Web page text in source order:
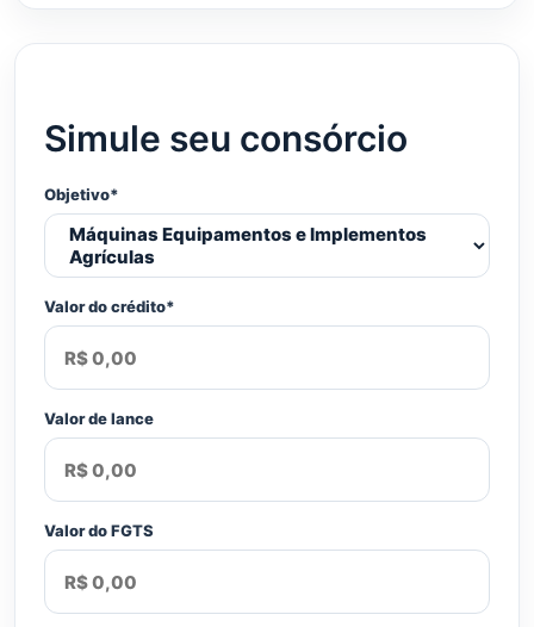
Simule seu consórcio
Objetivo*
Valor do crédito*
Valor de lance
Valor do FGTS